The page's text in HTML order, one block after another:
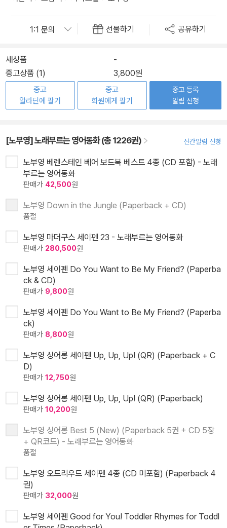
선물하기 공유하기
새상품
-
중고상품 (1)
3,800원
중고
알라딘에 팔기
중고
회원에게 팔기
중고 등록
알림 신청
[노부영] 노래부르는 영어동화 (총 1226권) 신간알림 신청
노부영 베렌스테인 베어 보드북 베스트 4종 (CD 포함) - 노래
부르는 영어동화
판매가 42,500원
노부영 Down in the Jungle (Paperback + CD)
품절
노부영 마더구스 세이펜 23 - 노래부르는 영어동화
판매가 280,500원
노부영 세이펜 Do You Want to Be My Friend? (Paperba
ck & CD)
판매가 9,800원
노부영 세이펜 Do You Want to Be My Friend? (Paperba
ck)
판매가 8,800원
노부영 싱어롱 세이펜 Up, Up, Up! (QR) (Paperback + C
D)
판매가 12,750원
노부영 싱어롱 세이펜 Up, Up, Up! (QR) (Paperback)
판매가 10,200원
노부영 싱어롱 Best 5 (New) (Paperback 5권 + CD 5장
+ QR코드) - 노래부르는 영어동화
품절
노부영 오드리우드 세이펜 4종 (CD 미포함) (Paperback 4
권)
판매가 32,000원
노부영 세이펜 Good for You! Toddler Rhymes for Toddl